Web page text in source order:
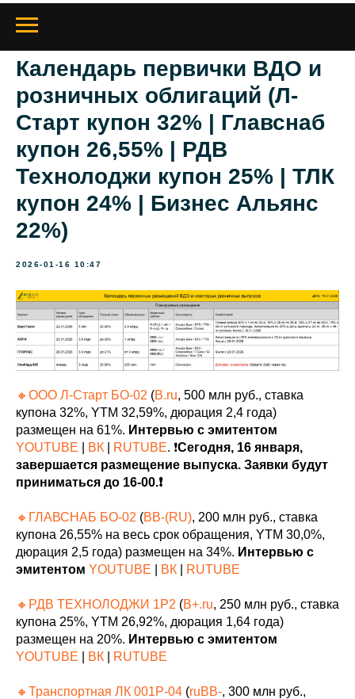
Календарь первички ВДО и
розничных облигаций (Л-
Старт купон 32% | Главснаб
купон 26,55% | РДВ
Технолоджи купон 25% | ТЛК
купон 24% | Бизнес Альянс
22%)
2026-01-16 10:47
🔸ООО Л-Старт БО-02 (B.ru, 500 млн руб., ставка
купона 32%, YTM 32,59%, дюрация 2,4 года)
размещен на 61%. Интервью с эмитентом
YOUTUBE
ВК RUTUBE. ❗️Сегодня, 16 января,
завершается размещение выпуска. Заявки будут
приниматься до 16-00.❗️
🔸ГЛАВСНАБ БО-02 (BB-(RU), 200 млн руб., ставка
купона 26,55% на весь срок обращения, YTM 30,0%,
дюрация 2,5 года) размещен на 34%. Интервью с
эмитентом YOUTUBE ВК RUTUBE
🔸РДВ ТЕХНОЛОДЖИ 1P2 (B+.ru, 250 млн руб., ставка
купона 25%, YTM 26,92%, дюрация 1,64 года)
размещен на 20%. Интервью с эмитентом
YOUTUBE
ВК RUTUBE
🔸Транспортная ЛК 001P-04 (ruBB-, 300 млн руб.,